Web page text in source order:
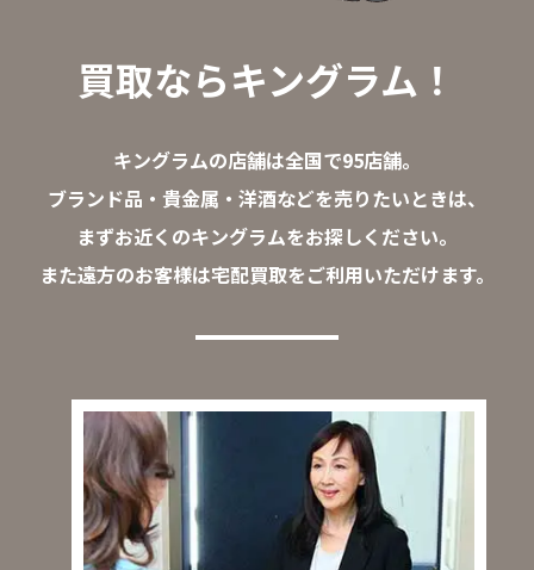
買取ならキングラム！
キングラムの店舗は全国で95店舗。
ブランド品・貴金属・洋酒などを売りたいときは、
まずお近くのキングラムをお探しください。
また遠方のお客様は宅配買取をご利用いただけます。